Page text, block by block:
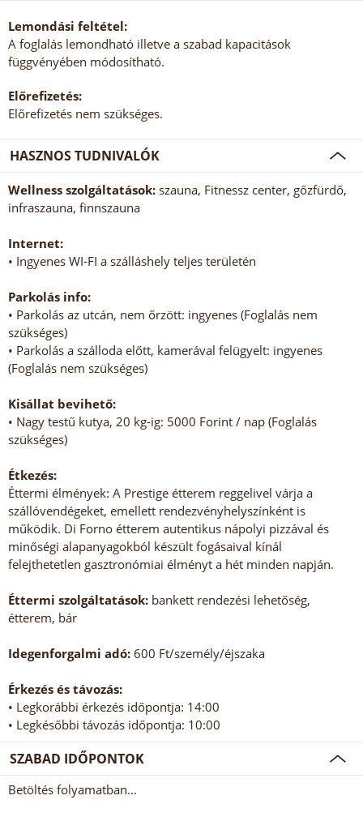
Lemondási feltétel:
A foglalás lemondható illetve a szabad kapacitások
függvényében módosítható.
Előrefizetés:
Előrefizetés nem szükséges.
HASZNOS TUDNIVALÓK
Wellness szolgáltatások: szauna, Fitnessz center, gőzfürdő,
infraszauna, finnszauna
Internet:
• Ingyenes WI-FI a szálláshely teljes területén
Parkolás info:
• Parkolás az utcán, nem őrzött: ingyenes (Foglalás nem
szükséges)
• Parkolás a szálloda előtt, kamerával felügyelt: ingyenes
(Foglalás nem szükséges)
Kisállat bevihető:
• Nagy testű kutya, 20 kg-ig: 5000 Forint / nap (Foglalás
szükséges)
Étkezés:
Éttermi élmények: A Prestige étterem reggelivel várja a
szállóvendégeket, emellett rendezvényhelyszínként is
működik. Di Forno étterem autentikus nápolyi pizzával és
minőségi alapanyagokból készült fogásaival kínál
felejthetetlen gasztronómiai élményt a hét minden napján.
Éttermi szolgáltatások: bankett rendezési lehetőség,
étterem, bár
Idegenforgalmi adó: 600 Ft/személy/éjszaka
Érkezés és távozás:
• Legkorábbi érkezés időpontja: 14:00
• Legkésőbbi távozás időpontja: 10:00
SZABAD IDŐPONTOK
Betöltés folyamatban...